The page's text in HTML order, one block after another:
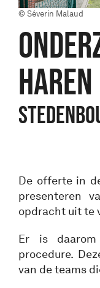
© Séverin Malaud
Haren
De offerte in
presenteren
opdracht uit te
Er is
procedure.
van de teams